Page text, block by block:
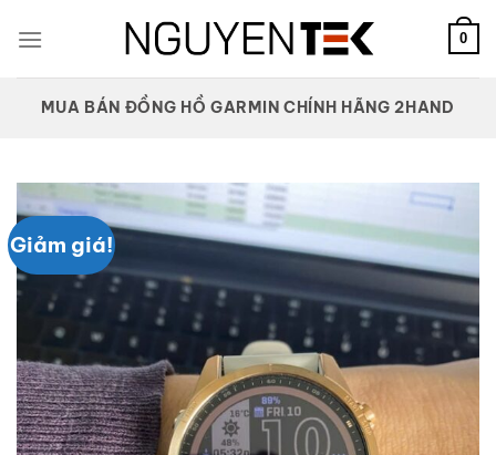
qua
0
MUA BÁN ĐỒNG HỒ GARMIN CHÍNH HÃNG 2HAND
Giảm giá!